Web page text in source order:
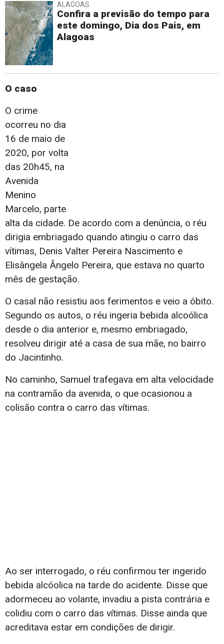
ALAGOAS
Confira a previsão do tempo para
este domingo, Dia dos Pais, em
Alagoas
O caso
O crime
ocorreu no dia
16 de maio de
2020, por volta
das 20h45, na
Avenida
Menino
Marcelo, parte
alta da cidade. De acordo com a denúncia, o réu
dirigia embriagado quando atingiu o carro das
vítimas, Denis Valter Pereira Nascimento e
Elisângela Ângelo Pereira, que estava no quarto
mês de gestação.
O casal não resistiu aos ferimentos e veio a óbito.
Segundo os autos, o réu ingeria bebida alcoólica
desde o dia anterior e, mesmo embriagado,
resolveu dirigir até a casa de sua mãe, no bairro
do Jacintinho.
No caminho, Samuel trafegava em alta velocidade
na contramão da avenida, o que ocasionou a
colisão contra o carro das vítimas.
Ao ser interrogado, o réu confirmou ter ingerido
bebida alcóolica na tarde do acidente. Disse que
adormeceu ao volante, invadiu a pista contrária e
colidiu com o carro das vítimas. Disse ainda que
acreditava estar em condições de dirigir.